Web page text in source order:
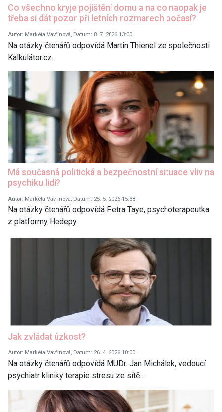
Co všechno kryje pojištění domu a na co naopak je
třeba si dát pozor při letních rozmarech počasí?
Autor: Markéta Vavřinová, Datum: 8. 7. 2026 13:00
Na otázky čtenářů odpovídá Martin Thienel ze společnosti
Kalkulátor.cz.
Má současná politická a bezpečnostní situace vliv na
psychiku lidí?
Autor: Markéta Vavřinová, Datum: 25. 5. 2026 15:38
Na otázky čtenářů odpovídá Petra Taye, psychoterapeutka
z platformy Hedepy.
Jak zvládat úzkost?
Autor: Markéta Vavřinová, Datum: 26. 4. 2026 10:00
Na otázky čtenářů odpovídá MUDr. Jan Michálek, vedoucí
psychiatr kliniky terapie stresu ze sítě…